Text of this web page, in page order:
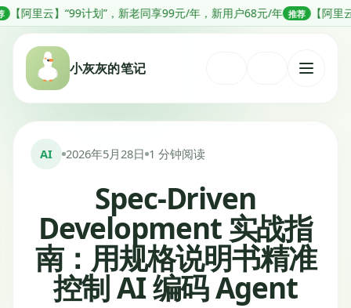
跳
转
“99计划”，新老同享99元/年，新用户68元/年 推荐 【阿里云】分钟级
小灰灰的笔记
打
AI 2026年5月28日 1 分钟阅读
Spec-Driven
Development 实战指
南：用规格说明书精准
控制 AI 编码 Agent